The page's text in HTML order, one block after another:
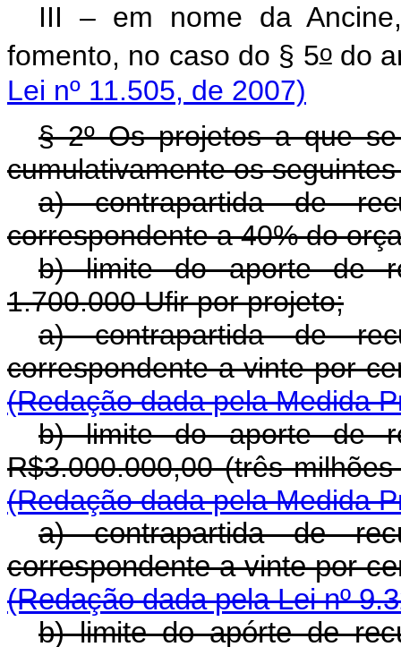
III – em nome da
fomento, no caso do § 5odo
Lei nº 11.505, de 2007)
§ 2º Os projetos a que
cumulativamente os
a) contrapartida de
correspondente a 40% do
b) limite do aporte de
1.700.000 Ufir por projeto;
a) contrapartida de
correspondente a vinte
(Redação dada pela Medida
b) limite do aporte de
R$3.000.000,00 (três
(Redação dada pela Medida
a) contrapartida de
correspondente a vinte
(Redação dada pela Lei nº
b) limite do apórte de